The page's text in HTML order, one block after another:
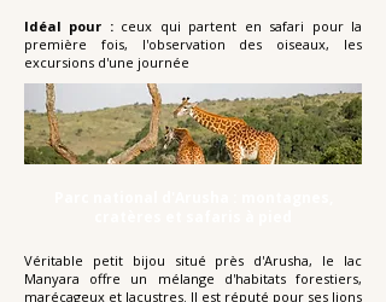
Idéal pour :ceux qui partent en safari pour la
première fois, l'observation des oiseaux, les
excursions d'une journée
Véritable petit bijou situé près d'Arusha, le lac
Manyara offre un mélange d'habitats forestiers,
marécageux et lacustres. Il est réputé pour ses lions